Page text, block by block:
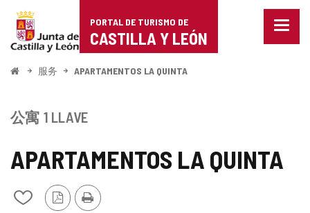
Portal
de
Turismo
Castilla
León
PORTAL DE TURISMO DE
CASTILLA Y LEÓN
菜
项
开
服务 APARTAMENTOS LA QUINTA
APARTAMENTOS LA QUINTA
从
PDF
版
打
印
公寓 1 LLAVE